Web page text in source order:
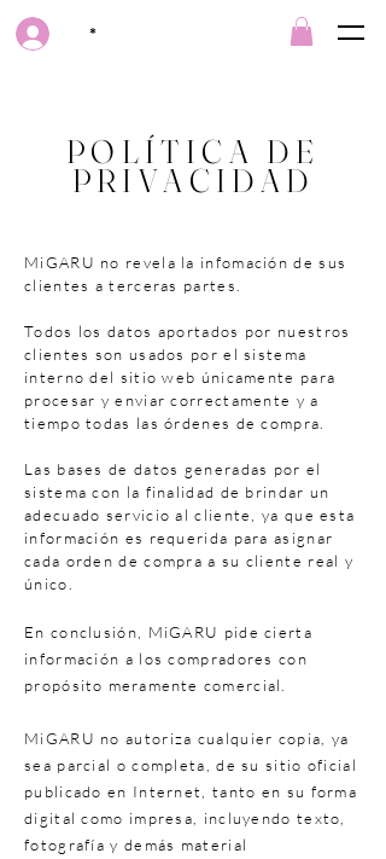
*
POLÍTICA DE
PRIVACIDAD
MiGARU no revela la infomación de sus
clientes a terceras partes.
Todos los datos aportados por nuestros
clientes son usados por el sistema
interno del sitio web únicamente para
procesar y enviar correctamente y a
tiempo todas las órdenes de compra.
Las bases de datos generadas por el
sistema con la finalidad de brindar un
adecuado servicio al cliente, ya que esta
información es requerida para asignar
cada orden de compra a su cliente real y
único.
En conclusión, MiGARU pide cierta
información a los compradores con
propósito meramente comercial.
MiGARU no autoriza cualquier copia, ya
sea parcial o completa, de su sitio oficial
publicado en Internet, tanto en su forma
digital como impresa, incluyendo texto,
fotografía y demás material